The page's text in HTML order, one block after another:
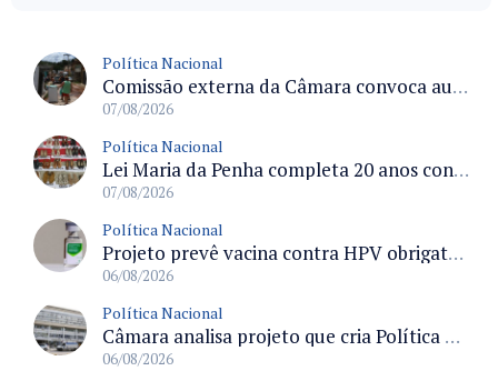
Política Nacional
Comissão externa da Câmara convoca audiência pública sobre chuvas na Zona da Mata de Minas Gerais e impactos em Juiz de Fora
07/08/2026
Política Nacional
Lei Maria da Penha completa 20 anos consolidada como norma de proteção e medidas protetivas no Brasil
07/08/2026
Política Nacional
Projeto prevê vacina contra HPV obrigatória e testes moleculares para rastreamento do câncer do colo do útero
06/08/2026
Política Nacional
Câmara analisa projeto que cria Política Nacional de Qualificação e Valorização da Preceptoria na Residência Médica
06/08/2026